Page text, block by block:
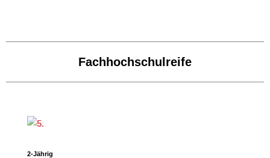
Fachhochschulreife
2-Jährig